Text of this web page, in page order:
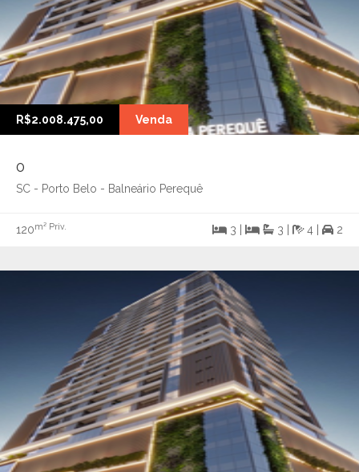
R$2.008.475,00 Venda
0
SC - Porto Belo - Balneário Perequê
120m² Priv. 3 | 3 | 4 | 2